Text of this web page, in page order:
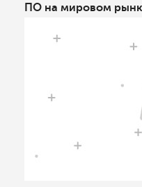
ПО на мировом